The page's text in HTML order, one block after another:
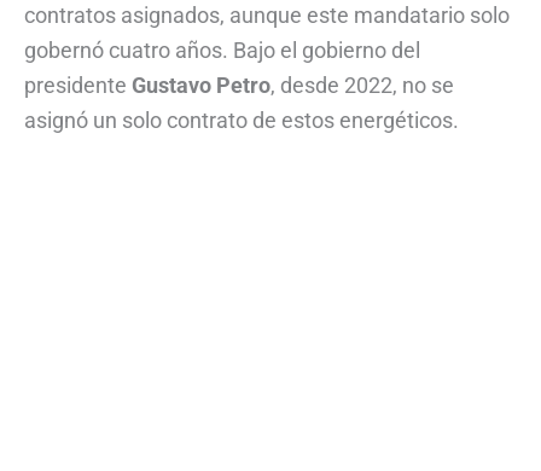
contratos asignados, aunque este mandatario solo
gobernó cuatro años. Bajo el gobierno del
presidente Gustavo Petro, desde 2022, no se
asignó un solo contrato de estos energéticos.